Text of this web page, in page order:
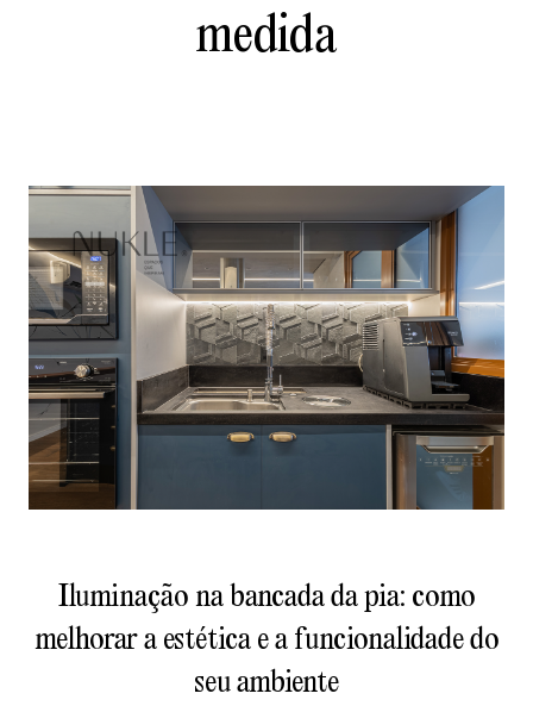
medida
Iluminação na bancada da pia: como
melhorar a estética e a funcionalidade do
seu ambiente